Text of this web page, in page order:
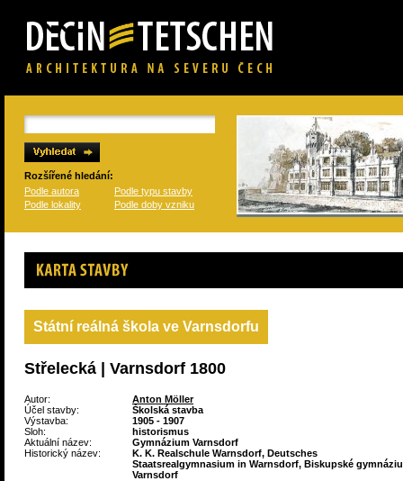
Rozšířené hledání:
Podle autora
Podle typu stavby
Podle lokality
Podle doby vzniku
Karta stavby
Státní reálná škola ve Varnsdorfu
Střelecká | Varnsdorf 1800
Autor:
Anton Möller
Účel stavby:
Školská stavba
Výstavba:
1905 - 1907
Sloh:
historismus
Aktuální název:
Gymnázium Varnsdorf
Historický název:
K. K. Realschule Warnsdorf, Deutsches
Staatsrealgymnasium in Warnsdorf, Biskupské
Varnsdorf